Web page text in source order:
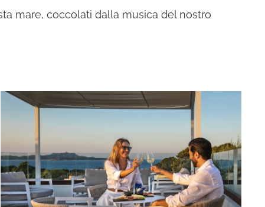
mare, coccolati dalla musica del nostro